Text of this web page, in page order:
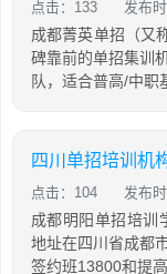
点击：133 发布
成都菁英单招（又
碑靠前的单招集训
队，适合普高/中职
点击：104 发布
成都明阳单招培训
地址在四川省成都
签约班13800和提